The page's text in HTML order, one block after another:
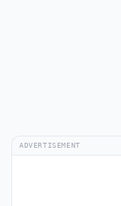
ADVERTISEMENT